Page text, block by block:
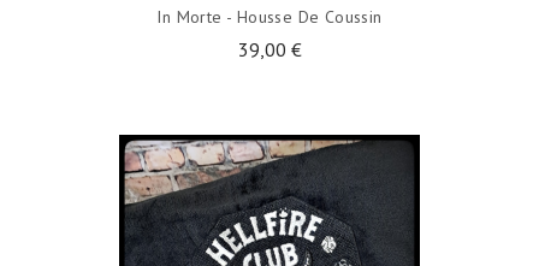
In Morte - Housse De Coussin
39,00 €